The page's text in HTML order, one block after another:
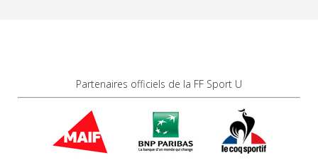
Partenaires officiels de la FF Sport U